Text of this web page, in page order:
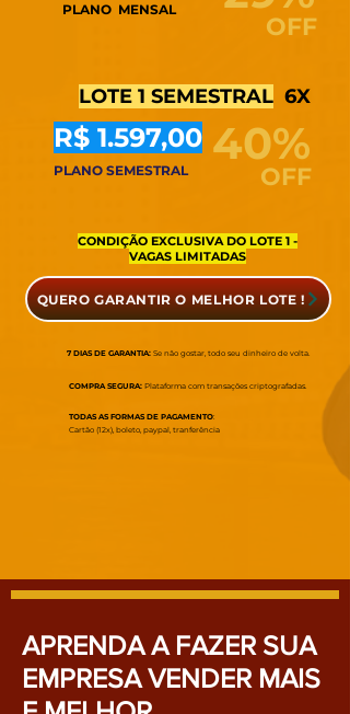
PLANO MENSAL
OFF
LOTE 1 SEMESTRAL 6X
R$ 1.597,00
PLANO SEMESTRAL
40%
OFF
CONDIÇÃO EXCLUSIVA DO LOTE 1 -
VAGAS LIMITADAS
QUERO GARANTIR O MELHOR LOTE !
7 DIAS DE GARANTIA: Se não gostar, todo seu dinheiro de volta.
COMPRA SEGURA: Plataforma com transações criptografadas.
TODAS AS FORMAS DE PAGAMENTO:
Cartão (12x), boleto, paypal, tranferência
APRENDA A FAZER SUA
EMPRESA VENDER MAIS